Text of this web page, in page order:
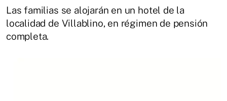
Las familias se alojarán en un hotel de la
localidad de Villablino, en régimen de pensión
completa.